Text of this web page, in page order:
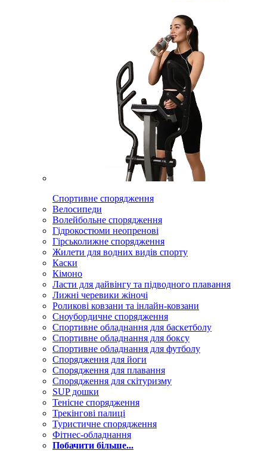
Спортивне спорядження
Велосипеди
Волейбольне спорядження
Гідрокостюми неопренові
Гірськолижне спорядження
Жилети для водних видів спорту
Каски
Кімоно
Ласти для дайвінгу та підводного плавання
Лижні черевики жіночі
Роликові ковзани та інлайн-ковзани
Сноубордичне спорядження
Спортивне обладнання для баскетболу
Спортивне обладнання для боксу
Спортивне обладнання для футболу
Спорядження для йоги
Спорядження для плавання
Спорядження для скітуризму
SUP дошки
Тенісне спорядження
Трекінгові палиці
Туристичне спорядження
Фітнес-обладнання
Побачити більше...